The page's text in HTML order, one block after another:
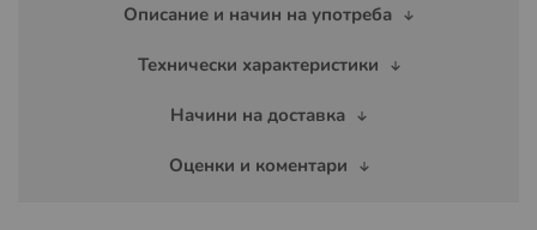
Описание и начин на употреба
Технически характеристики
Начини на доставка
Оценки и коментари